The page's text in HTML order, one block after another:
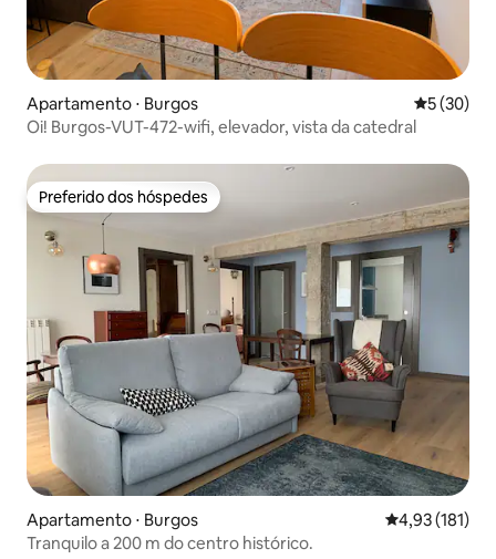
Apartamento ⋅ Burgos 5 de uma
5 (30)
Oi! Burgos-VUT-472-wifi, elevador, vista da catedral
Preferido dos hóspedes
Preferido dos hóspedes
Apartamento ⋅ Burgos 4,93 de uma
4,93 (181)
Tranquilo a 200 m do centro histórico.